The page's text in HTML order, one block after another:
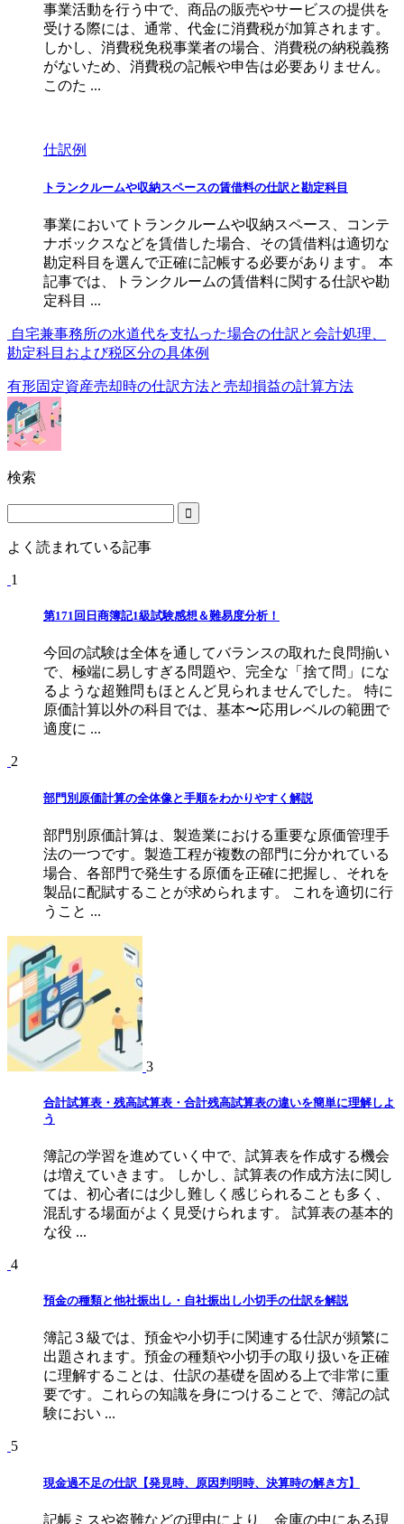
事業活動を行う中で、商品の販売やサービスの提供を
受ける際には、通常、代金に消費税が加算されます。
しかし、消費税免税事業者の場合、消費税の納税義務
がないため、消費税の記帳や申告は必要ありません。
このた ...
仕訳例
トランクルームや収納スペースの賃借料の仕訳と勘定科目
事業においてトランクルームや収納スペース、コンテ
ナボックスなどを賃借した場合、その賃借料は適切な
勘定科目を選んで正確に記帳する必要があります。 本
記事では、トランクルームの賃借料に関する仕訳や勘
定科目 ...
自宅兼事務所の水道代を支払った場合の仕訳と会計処理、
勘定科目および税区分の具体例
有形固定資産売却時の仕訳方法と売却損益の計算方法
検索
よく読まれている記事
1
第171回日商簿記1級試験感想＆難易度分析！
今回の試験は全体を通してバランスの取れた良問揃い
で、極端に易しすぎる問題や、完全な「捨て問」にな
るような超難問もほとんど見られませんでした。 特に
原価計算以外の科目では、基本〜応用レベルの範囲で
適度に ...
2
部門別原価計算の全体像と手順をわかりやすく解説
部門別原価計算は、製造業における重要な原価管理手
法の一つです。製造工程が複数の部門に分かれている
場合、各部門で発生する原価を正確に把握し、それを
製品に配賦することが求められます。 これを適切に行
うこと ...
3
合計試算表・残高試算表・合計残高試算表の違いを簡単に理解しよ
う
簿記の学習を進めていく中で、試算表を作成する機会
は増えていきます。 しかし、試算表の作成方法に関し
ては、初心者には少し難しく感じられることも多く、
混乱する場面がよく見受けられます。 試算表の基本的
な役 ...
4
預金の種類と他社振出し・自社振出し小切手の仕訳を解説
簿記３級では、預金や小切手に関連する仕訳が頻繁に
出題されます。預金の種類や小切手の取り扱いを正確
に理解することは、仕訳の基礎を固める上で非常に重
要です。これらの知識を身につけることで、簿記の試
験におい ...
5
現金過不足の仕訳【発見時、原因判明時、決算時の解き方】
記帳ミスや盗難などの理由により、金庫の中にある現